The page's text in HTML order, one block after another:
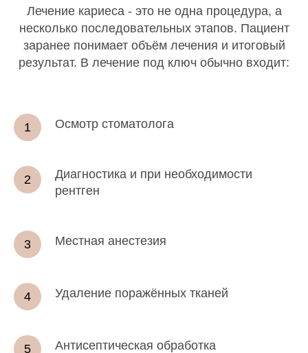
Лечение кариеса - это не одна процедура, а
несколько последовательных этапов. Пациент
заранее понимает объём лечения и итоговый
результат. В лечение под ключ обычно входит:
Осмотр стоматолога
Диагностика и при необходимости
рентген
Местная анестезия
Удаление поражённых тканей
Антисептическая обработка